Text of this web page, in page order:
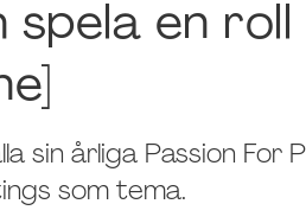
en roll
sin årliga Passion For
som tema.